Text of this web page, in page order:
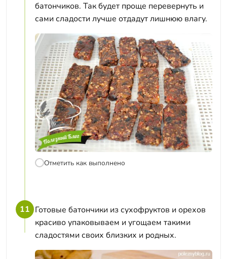
батончиков. Так будет проще перевернуть и
сами сладости лучше отдадут лишнюю влагу.
Отметить как выполнено
11 Готовые батончики из сухофруктов и орехов
красиво упаковываем и угощаем такими
сладостями своих близких и родных.